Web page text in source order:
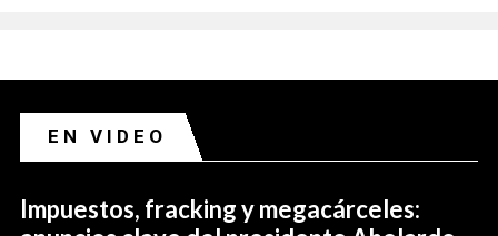
EN VIDEO
Impuestos, fracking y megacárceles: